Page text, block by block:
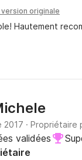
originale
Hautement
2017 · Propriétaire
validées